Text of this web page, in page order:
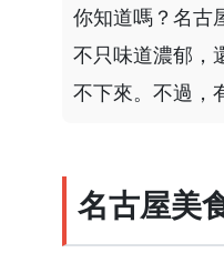
你知道嗎？名古
不只味道濃郁，
不下來。不過，
名古屋美